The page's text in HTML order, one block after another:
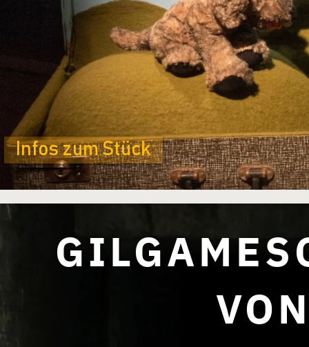
Infos zum Stück